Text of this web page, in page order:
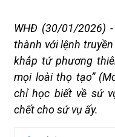
WHĐ (30/01/2026)
thành với lệnh
khắp tứ phương
mọi loài thọ tạo”
chỉ học biết về sứ
chết cho sứ vụ ấy.